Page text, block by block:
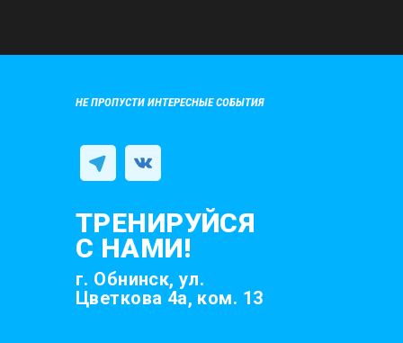
НЕ ПРОПУСТИ ИНТЕРЕСНЫЕ СОБЫТИЯ
ТРЕНИРУЙСЯ
С НАМИ!
г. Обнинск, ул.
Цветкова 4а, ком. 13